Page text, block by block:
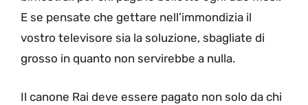
E se pensate che gettare nell’immondizia il
vostro televisore sia la soluzione, sbagliate di
grosso in quanto non servirebbe a nulla.
Il canone Rai deve essere pagato non solo da chi